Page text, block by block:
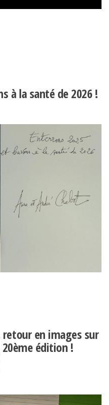
à la santé de 2026 !
retour en images sur
20ème édition !